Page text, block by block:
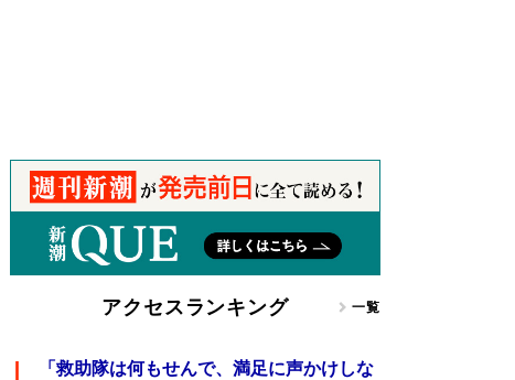
アクセスランキング 一覧
「救助隊は何もせんで、満足に声かけしな